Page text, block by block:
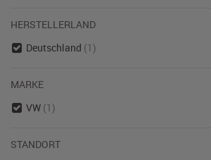
HERSTELLERLAND
Deutschland (1)
MARKE
VW (1)
STANDORT